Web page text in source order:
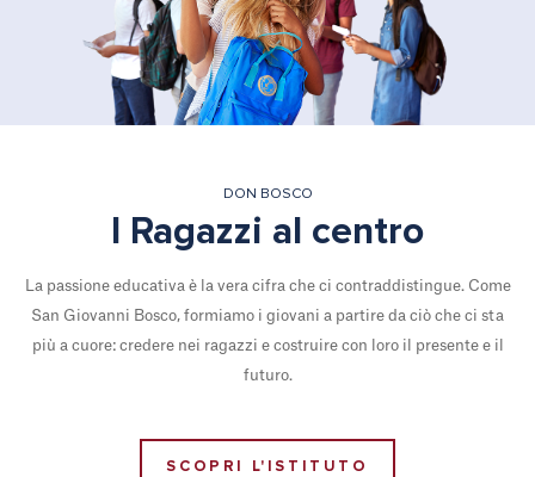
DON BOSCO
I Ragazzi al centro
La passione educativa è la vera cifra che ci contraddistingue. Come
San Giovanni Bosco, formiamo i giovani a partire da ciò che ci sta
più a cuore: credere nei ragazzi e costruire con loro il presente e il
futuro.
SCOPRI L'ISTITUTO